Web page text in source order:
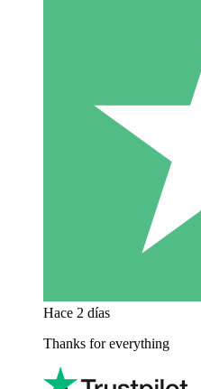
Hace 2 días
Thanks for everything